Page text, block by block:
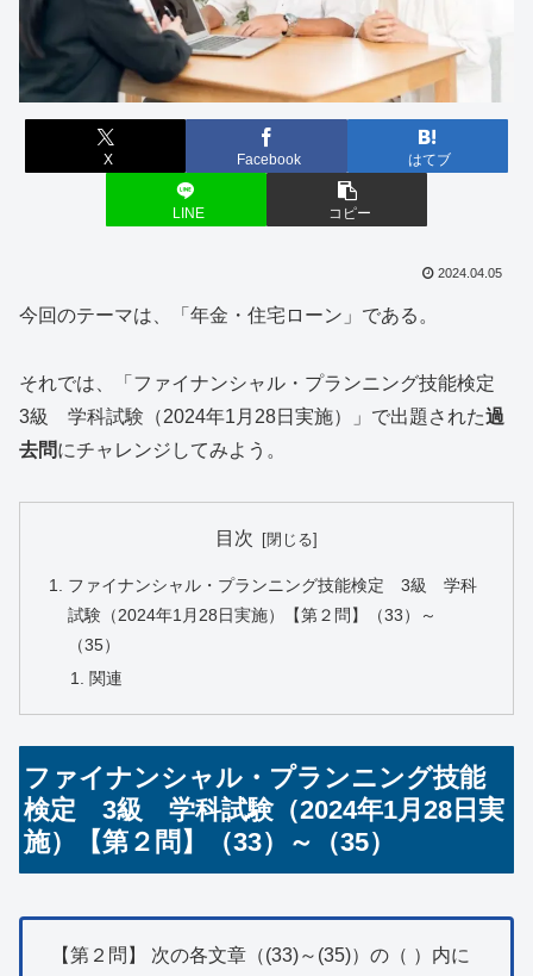
X Facebook はてブ
LINE コピー
2024.04.05
今回のテーマは、「年金・住宅ローン」である。
それでは、「ファイナンシャル・プランニング技能検定
3級 学科試験（2024年1月28日実施）」で出題された過
去問にチャレンジしてみよう。
目次
ファイナンシャル・プランニング技能検定 3級 学科
試験（2024年1月28日実施）【第２問】（33）～
（35）
関連
ファイナンシャル・プランニング技能
検定 3級 学科試験（2024年1月28日実
施）【第２問】（33）～（35）
【第２問】 次の各文章（(33)～(35)）の（ ）内に